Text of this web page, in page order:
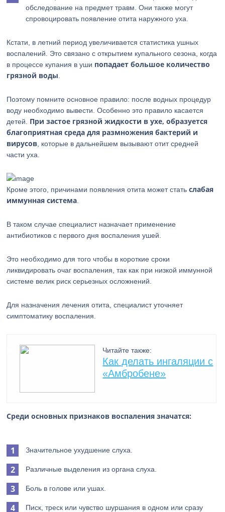
обследование на предмет травм. Они также могут
спровоцировать появление отита наружного уха.
Кстати, в летний период увеличивается статистика ушных
воспалений. Это связано с открытием купального сезона, когда
в процессе купания в уши попадает большое количество
грязной воды
Поэтому помните основное правило: после водных процедур
воду необходимо вывести. Особенно это правило касается
детей. При застое грязной жидкости в ухе, образуется
благоприятная среда для размножения бактерий и
вирусов , которые в дальнейшем вызывают отит средней
части уха.
Кроме этого, причинами появления отита может статьслабая
иммунная система
В таком случае специалист назначает применение
антибиотиков с первого дня воспаления ушей.
Это необходимо для того чтобы в короткие сроки
ликвидировать очаг воспаления, так как при низкой иммунной
системе велик риск серьезных осложнений.
Для назначения лечения отита, специалист уточняет
симптоматику воспаления.
Читайте также:
Как делать ингаляции с
«Амбробене»
Среди основных признаков воспаления значатся:
Значительное ухудшение слуха.
Различные выделения из органа слуха.
Боль в голове или ушах.
Писк, треск или чувство шуршания в одном или сразу